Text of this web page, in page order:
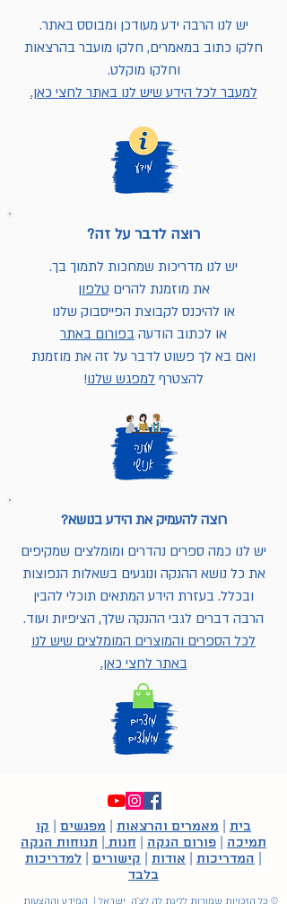
יש לנו הרבה ידע מעודכן ומבוסס באתר.
חלקו כתוב במאמרים, חלקו מועבר בהרצאות
וחלקו מוקלט.
למעבר לכל הידע שיש לנו באתר לחצי כאן.
רוצה לדבר על זה?
יש לנו מדריכות שמחכות לתמוך בך.
את מוזמנת להרים טלפון
או להיכנס לקבוצת הפייסבוק שלנו
או לכתוב הודעה בפורום באתר
ואם בא לך פשוט לדבר על זה את מוזמנת
להצטרף למפגש שלנו!
רוצה להעמיק את הידע בנושא?
יש לנו כמה ספרים נהדרים ומומלצים שמקיפים
את כל נושא ההנקה ונוגעים בשאלות הנפוצות
ובכלל. בעזרת הידע המתאים תוכלי להבין
הרבה דברים לגבי ההנקה שלך, הציפיות ועוד.
לכל הספרים והמוצרים המומלצים שיש לנו
באתר לחצי כאן.
בית מאמרים והרצאות מפגשים
קו
תמיכה
פורום הנקה חנות
תנוחות הנקה
המדריכות אודות קישורים
למדריכות
בלבד
© כל הזכויות שמורות לליגת לה לצ'ה ישראל | המידע וההצעות